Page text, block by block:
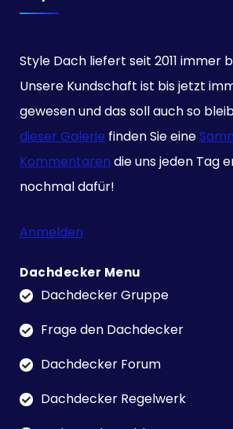
Style Dach liefert seit 2011 immer
Unsere Kundschaft ist bis jetzt
gewesen und das soll auch so
dieser Galerie finden Sie eine
Kommentaren die uns jeden Tag
nochmal dafür!
Anmelden
Dachdecker Menu
Dachdecker Gruppe
Frage den Dachdecker
Dachdecker Forum
Dachdecker Regelwerk